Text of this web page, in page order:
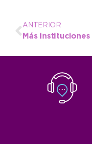
ANTERIOR